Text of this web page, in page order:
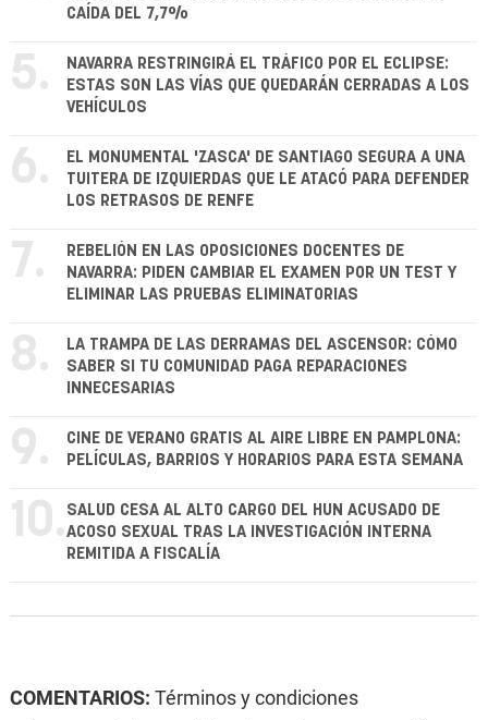
CAÍDA DEL 7,7%
5.
NAVARRA RESTRINGIRÁ EL TRÁFICO POR EL ECLIPSE:
ESTAS SON LAS VÍAS QUE QUEDARÁN CERRADAS A LOS
VEHÍCULOS
6.
EL MONUMENTAL 'ZASCA' DE SANTIAGO SEGURA A UNA
TUITERA DE IZQUIERDAS QUE LE ATACÓ PARA DEFENDER
LOS RETRASOS DE RENFE
7.
REBELIÓN EN LAS OPOSICIONES DOCENTES DE
NAVARRA: PIDEN CAMBIAR EL EXAMEN POR UN TEST Y
ELIMINAR LAS PRUEBAS ELIMINATORIAS
8.
LA TRAMPA DE LAS DERRAMAS DEL ASCENSOR: CÓMO
SABER SI TU COMUNIDAD PAGA REPARACIONES
INNECESARIAS
9.
CINE DE VERANO GRATIS AL AIRE LIBRE EN PAMPLONA:
PELÍCULAS, BARRIOS Y HORARIOS PARA ESTA SEMANA
10. SALUD CESA AL ALTO CARGO DEL HUN ACUSADO DE
ACOSO SEXUAL TRAS LA INVESTIGACIÓN INTERNA
REMITIDA A FISCALÍA
COMENTARIOS: Términos y condiciones